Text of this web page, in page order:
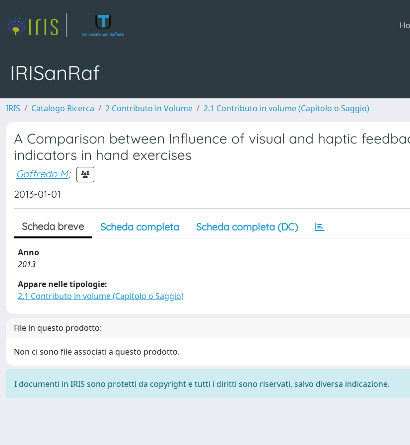
IRISanRaf
IRIS Catalogo Ricerca 2 Contributo in Volume 2.1 Contributo in volume (Capitolo o Saggio)
A Comparison between Influence of visual and haptic
indicators in hand exercises
Goffredo M;
2013-01-01
Scheda breve Scheda completa Scheda completa (DC)
Anno
2013
Appare nelle tipologie:
2.1 Contributo in volume (Capitolo o Saggio)
File in questo prodotto:
Non ci sono file associati a questo prodotto.
I documenti in IRIS sono protetti da copyright e tutti i diritti sono riservati, salvo diversa indicazione.